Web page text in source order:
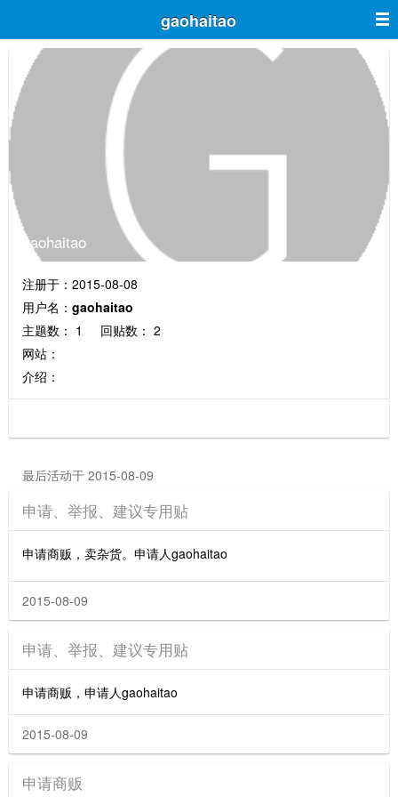
gaohaitao
gaohaitao
注册于：2015-08-08
用户名： gaohaitao
主题数： 1 回贴数： 2
网站：
介绍：
最后活动于 2015-08-09
申请、举报、建议专用贴
申请商贩，卖杂货。申请人gaohaitao
2015-08-09
申请、举报、建议专用贴
申请商贩，申请人gaohaitao
2015-08-09
申请商贩